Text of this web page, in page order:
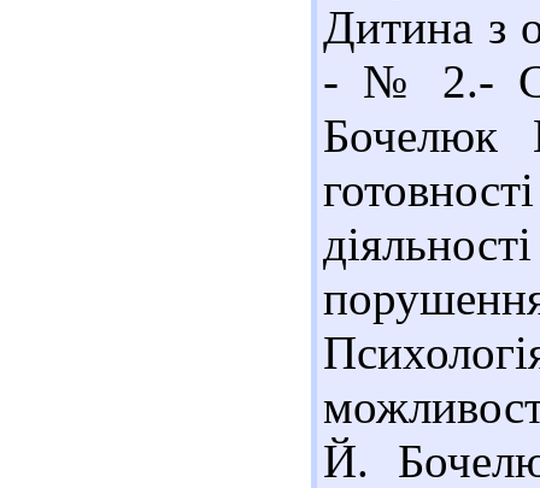
Дитина з
- № 2.- С.
Бочелюк
Й.